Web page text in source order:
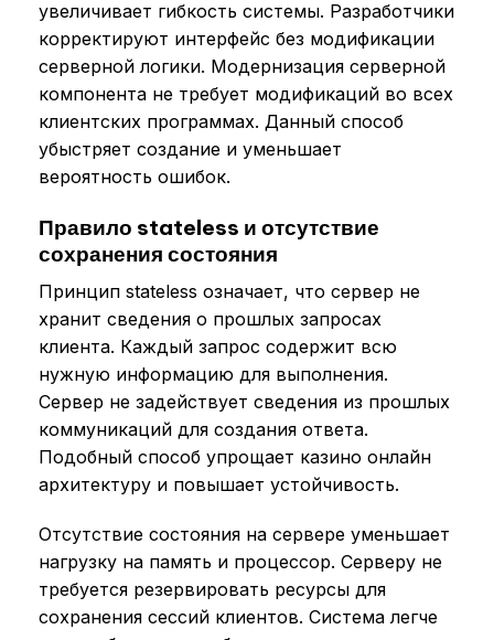
увеличивает гибкость системы. Разработчики
корректируют интерфейс без модификации
серверной логики. Модернизация серверной
компонента не требует модификаций во всех
клиентских программах. Данный способ
убыстряет создание и уменьшает
вероятность ошибок.
Правило stateless и отсутствие
сохранения состояния
Принцип stateless означает, что сервер не
хранит сведения о прошлых запросах
клиента. Каждый запрос содержит всю
нужную информацию для выполнения.
Сервер не задействует сведения из прошлых
коммуникаций для создания ответа.
Подобный способ упрощает казино онлайн
архитектуру и повышает устойчивость.
Отсутствие состояния на сервере уменьшает
нагрузку на память и процессор. Серверу не
требуется резервировать ресурсы для
сохранения сессий клиентов. Система легче